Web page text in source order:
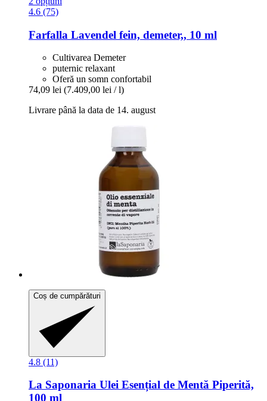
4.6 (75)
Farfalla Lavendel fein, demeter,, 10 ml
Cultivarea Demeter
puternic relaxant
Oferă un somn confortabil
74,09 lei (7.409,00 lei / l)
Livrare până la data de 14. august
Coș de cumpărături
4.8 (11)
La Saponaria Ulei Esențial de Mentă Piperită,
100 ml